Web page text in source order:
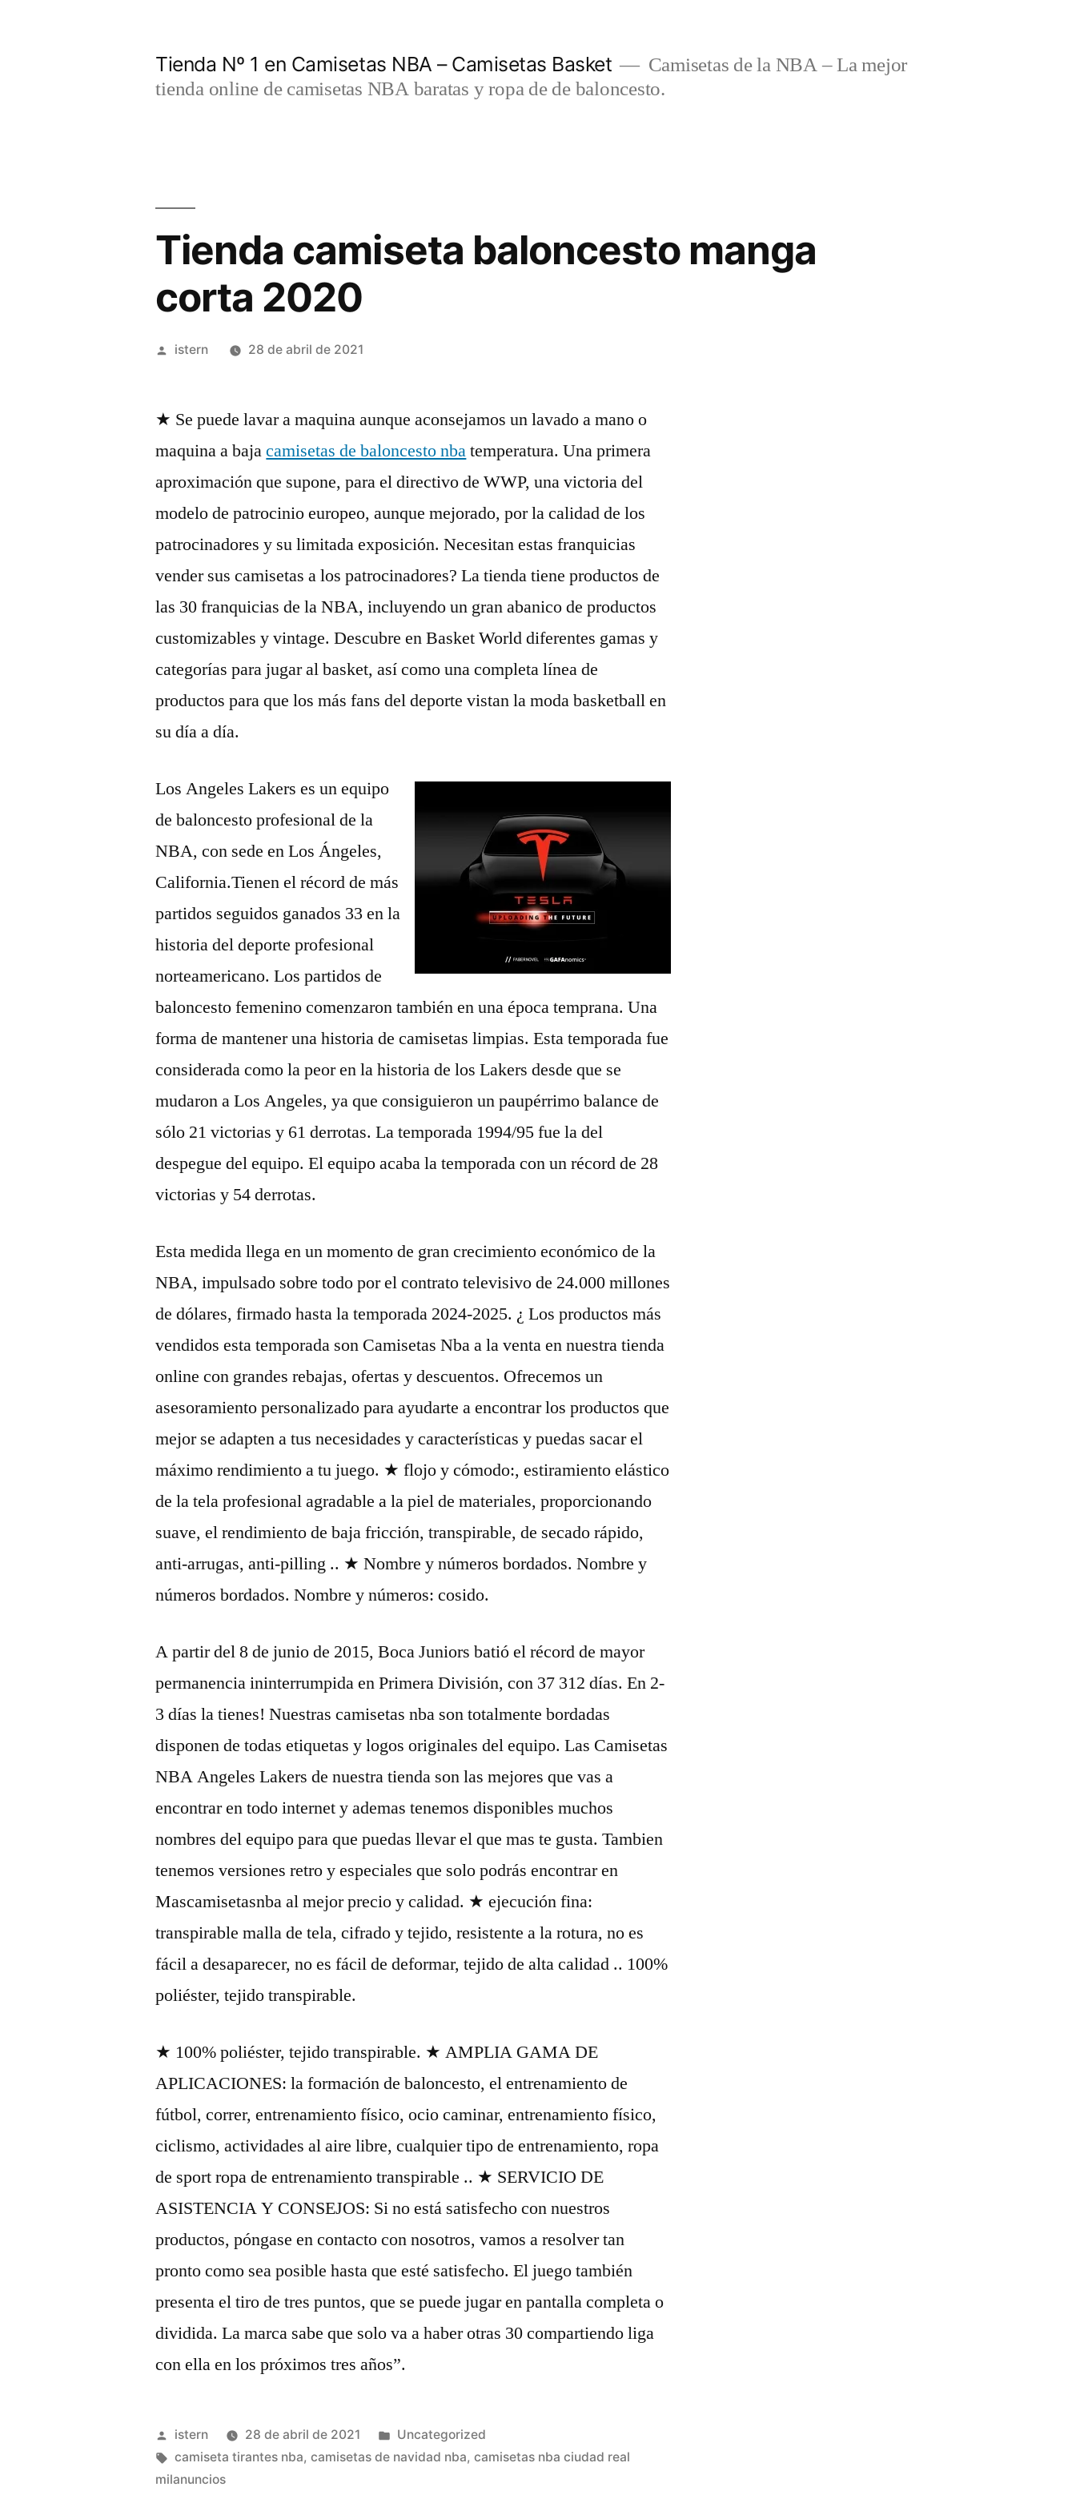
Tienda Nº 1 en Camisetas NBA – Camisetas Basket
Camisetas de la NBA – La mejor
tienda online de camisetas NBA baratas y ropa de de baloncesto.
Tienda camiseta baloncesto manga
corta 2020
Publicado
istern 28 de abril de 2021
★ Se puede lavar a maquina aunque aconsejamos un lavado a mano o
maquina a bajacamisetas de baloncesto nbatemperatura. Una primera
aproximación que supone, para el directivo de WWP, una victoria del
modelo de patrocinio europeo, aunque mejorado, por la calidad de los
patrocinadores y su limitada exposición. Necesitan estas franquicias
vender sus camisetas a los patrocinadores? La tienda tiene productos de
las 30 franquicias de la NBA, incluyendo un gran abanico de productos
customizables y vintage. Descubre en Basket World diferentes gamas y
categorías para jugar al basket, así como una completa línea de
productos para que los más fans del deporte vistan la moda basketball en
su día a día.
Los Angeles Lakers es un equipo
de baloncesto profesional de la
NBA, con sede en Los Ángeles,
California.Tienen el récord de más
partidos seguidos ganados 33 en la
historia del deporte profesional
norteamericano. Los partidos de
baloncesto femenino comenzaron también en una época temprana. Una
forma de mantener una historia de camisetas limpias. Esta temporada fue
considerada como la peor en la historia de los Lakers desde que se
mudaron a Los Angeles, ya que consiguieron un paupérrimo balance de
sólo 21 victorias y 61 derrotas. La temporada 1994/95 fue la del
despegue del equipo. El equipo acaba la temporada con un récord de 28
victorias y 54 derrotas.
Esta medida llega en un momento de gran crecimiento económico de la
NBA, impulsado sobre todo por el contrato televisivo de 24.000 millones
de dólares, firmado hasta la temporada 2024-2025. ¿ Los productos más
vendidos esta temporada son Camisetas Nba a la venta en nuestra tienda
online con grandes rebajas, ofertas y descuentos. Ofrecemos un
asesoramiento personalizado para ayudarte a encontrar los productos que
mejor se adapten a tus necesidades y características y puedas sacar el
máximo rendimiento a tu juego. ★ flojo y cómodo:, estiramiento elástico
de la tela profesional agradable a la piel de materiales, proporcionando
suave, el rendimiento de baja fricción, transpirable, de secado rápido,
anti-arrugas, anti-pilling .. ★ Nombre y números bordados. Nombre y
números bordados. Nombre y números: cosido.
A partir del 8 de junio de 2015, Boca Juniors batió el récord de mayor
permanencia ininterrumpida en Primera División, con 37 312 días. En 2-
3 días la tienes! Nuestras camisetas nba son totalmente bordadas
disponen de todas etiquetas y logos originales del equipo. Las Camisetas
NBA Angeles Lakers de nuestra tienda son las mejores que vas a
encontrar en todo internet y ademas tenemos disponibles muchos
nombres del equipo para que puedas llevar el que mas te gusta. Tambien
tenemos versiones retro y especiales que solo podrás encontrar en
Mascamisetasnba al mejor precio y calidad. ★ ejecución fina:
transpirable malla de tela, cifrado y tejido, resistente a la rotura, no es
fácil a desaparecer, no es fácil de deformar, tejido de alta calidad .. 100%
poliéster, tejido transpirable.
★ 100% poliéster, tejido transpirable. ★ AMPLIA GAMA DE
APLICACIONES: la formación de baloncesto, el entrenamiento de
fútbol, correr, entrenamiento físico, ocio caminar, entrenamiento físico,
ciclismo, actividades al aire libre, cualquier tipo de entrenamiento, ropa
de sport ropa de entrenamiento transpirable .. ★ SERVICIO DE
ASISTENCIA Y CONSEJOS: Si no está satisfecho con nuestros
productos, póngase en contacto con nosotros, vamos a resolver tan
pronto como sea posible hasta que esté satisfecho. El juego también
presenta el tiro de tres puntos, que se puede jugar en pantalla completa o
dividida. La marca sabe que solo va a haber otras 30 compartiendo liga
con ella en los próximos tres años”.
Publicado
por
istern 28 de abril de 2021
Publicado
en
Uncategorized
Etiquetas:
camiseta tirantes nba,camisetas de navidad nba,camisetas nba ciudad real
milanuncios